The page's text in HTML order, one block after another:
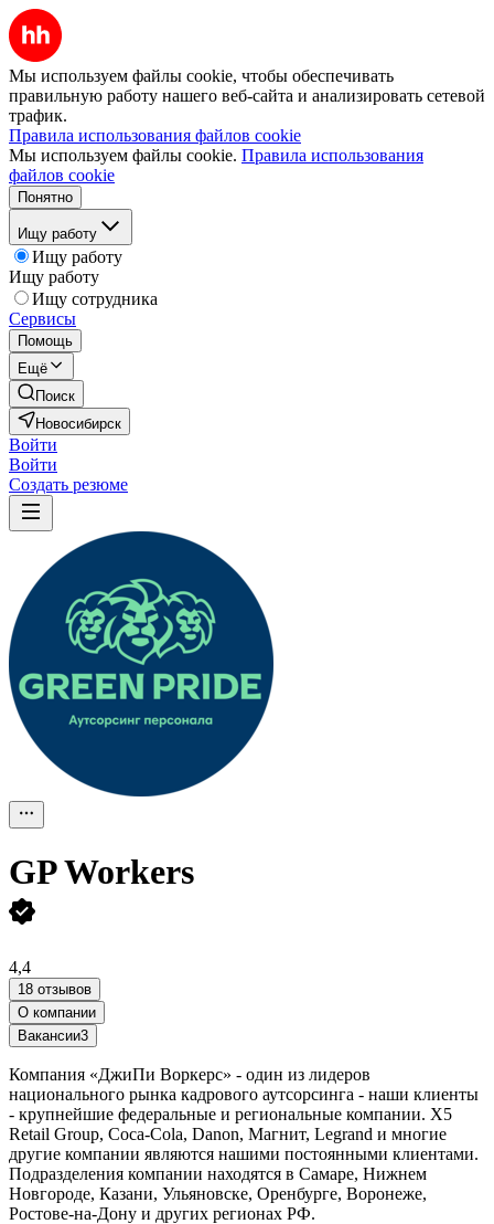
Мы используем файлы cookie, чтобы обеспечивать
правильную работу нашего веб-сайта и анализировать сетевой
трафик.
Правила использования файлов cookie
Мы используем файлы cookie. Правила использования
файлов cookie
Понятно
Ищу работу
Ищу работу
Ищу работу
Ищу сотрудника
Сервисы
Помощь
Ещё
Поиск
Новосибирск
Войти
Войти
Создать резюме
GP Workers
4,4
18 отзывов
О компании
Вакансии3
Компания «ДжиПи Воркерс» - один из лидеров
национального рынка кадрового аутсорсинга - наши клиенты
- крупнейшие федеральные и региональные компании. X5
Retail Group, Coca-Cola, Danon, Магнит, Legrand и многие
другие компании являются нашими постоянными клиентами.
Подразделения компании находятся в Самаре, Нижнем
Новгороде, Казани, Ульяновске, Оренбурге, Воронеже,
Ростове-на-Дону и других регионах РФ.